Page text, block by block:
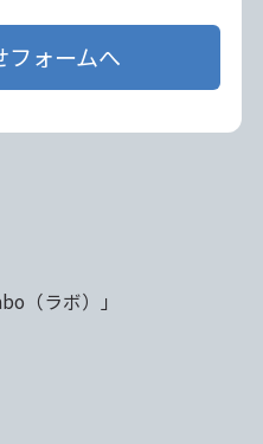
フォームへ
（ラボ）」